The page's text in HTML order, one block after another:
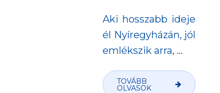
Aki hosszabb ideje
él Nyíregyházán, jól
emlékszik arra, …
TOVÁBB
OLVASOK